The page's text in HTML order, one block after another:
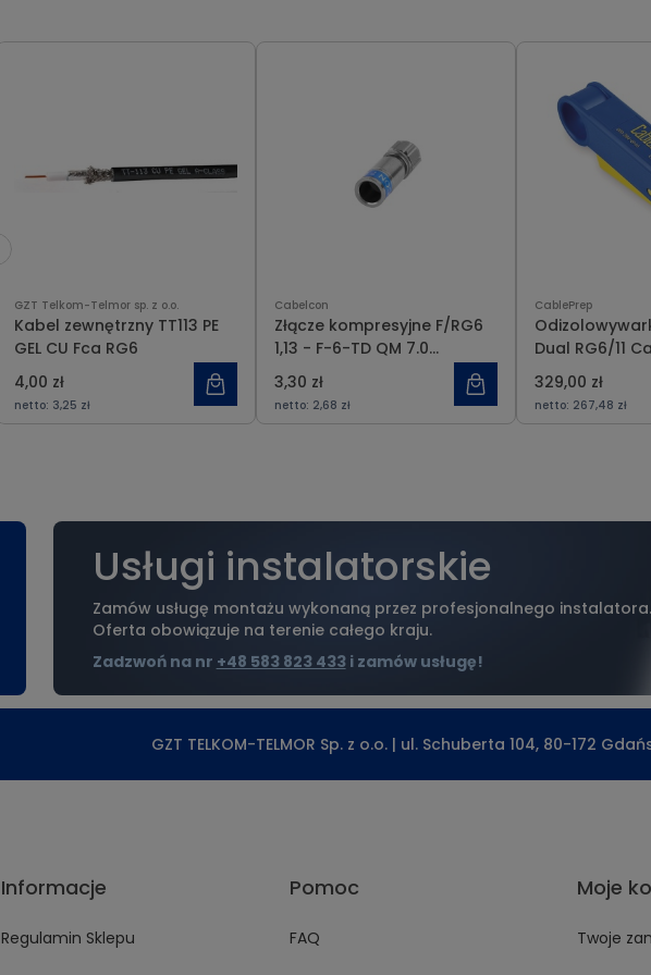
GZT Telkom-Telmor sp. z o.o.
Kabel zewnętrzny TT113 PE
GEL CU Fca RG6
4,00 zł
netto: 3,25 zł
Cabelcon
Złącze kompresyjne F/RG6
1,13 - F-6-TD QM 7.0
Cabelcon
3,30 zł
netto: 2,68 zł
CablePrep
Dual RG6/11
329,00 zł
netto: 267,48 zł
Usługi instalatorskie
Zamów usługę montażu wykonaną przez profesjonalnego instalatora.
Oferta obowiązuje na terenie całego kraju.
Zadzwoń na nr +48 583 823 433i zamów usługę!
GZT TELKOM-TELMOR Sp. z o.o. | ul. Schuberta 104, 80-172
Informacje
Regulamin Sklepu
Pomoc
FAQ
Moje
Twoje